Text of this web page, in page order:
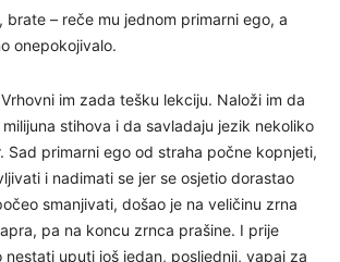
– reče mu jednom primarni ego, a
onepokojivalo.
im zada tešku lekciju. Naloži im da
stihova i da savladaju jezik nekoliko
Sad primarni ego od straha počne kopnjeti,
i nadimati se jer se osjetio dorastao
smanjivati, došao je na veličinu zrna
pa na koncu zrnca prašine. I prije
nestati uputi još jedan, posljednji, vapaj za